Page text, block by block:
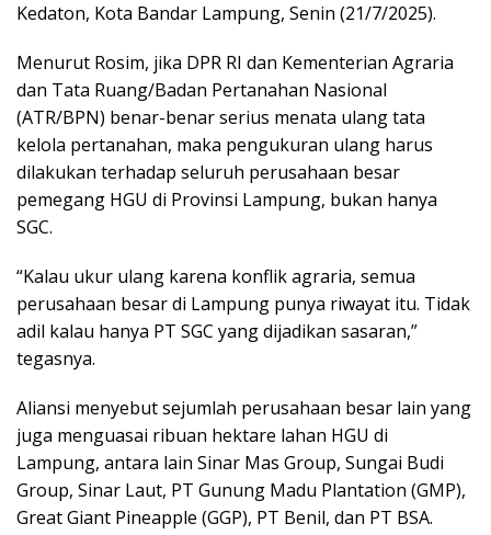
Kedaton, Kota Bandar Lampung, Senin (21/7/2025).
Menurut Rosim, jika DPR RI dan Kementerian Agraria
dan Tata Ruang/Badan Pertanahan Nasional
(ATR/BPN) benar-benar serius menata ulang tata
kelola pertanahan, maka pengukuran ulang harus
dilakukan terhadap seluruh perusahaan besar
pemegang HGU di Provinsi Lampung, bukan hanya
SGC.
“Kalau ukur ulang karena konflik agraria, semua
perusahaan besar di Lampung punya riwayat itu. Tidak
adil kalau hanya PT SGC yang dijadikan sasaran,”
tegasnya.
Aliansi menyebut sejumlah perusahaan besar lain yang
juga menguasai ribuan hektare lahan HGU di
Lampung, antara lain Sinar Mas Group, Sungai Budi
Group, Sinar Laut, PT Gunung Madu Plantation (GMP),
Great Giant Pineapple (GGP), PT Benil, dan PT BSA.